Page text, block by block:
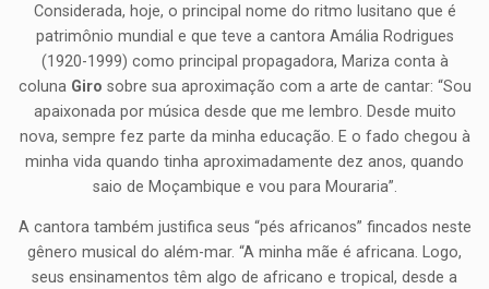
Considerada, hoje, o principal nome do ritmo lusitano que é
patrimônio mundial e que teve a cantora Amália Rodrigues
(1920-1999) como principal propagadora, Mariza conta à
coluna Giro sobre sua aproximação com a arte de cantar: “Sou
apaixonada por música desde que me lembro. Desde muito
nova, sempre fez parte da minha educação. E o fado chegou à
minha vida quando tinha aproximadamente dez anos, quando
saio de Moçambique e vou para Mouraria”.
A cantora também justifica seus “pés africanos” fincados neste
gênero musical do além-mar. “A minha mãe é africana. Logo,
seus ensinamentos têm algo de africano e tropical, desde a